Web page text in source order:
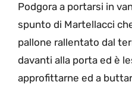
Podgora a portarsi in
spunto di Martellacci
pallone rallentato dal
davanti alla porta ed è
approfittarne ed a